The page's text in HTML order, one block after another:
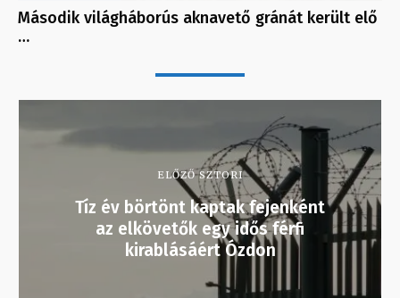
Második világháborús aknavető gránát került elő
…
ELŐZŐ SZTORI
Tíz év börtönt kaptak fejenként
az elkövetők egy idős férfi
kirablásáért Ózdon